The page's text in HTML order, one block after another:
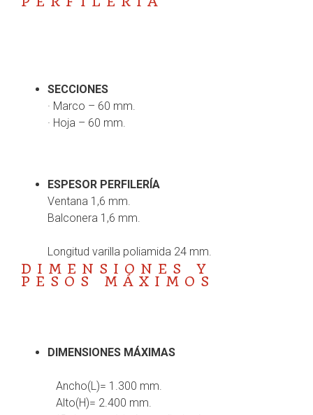
SECCIONES
· Marco – 60 mm.
· Hoja – 60 mm.
ESPESOR PERFILERÍA
Ventana 1,6 mm.
Balconera 1,6 mm.
Longitud varilla poliamida 24 mm.
DIMENSIONES Y
PESOS MÁXIMOS
DIMENSIONES MÁXIMAS
Ancho(L)= 1.300 mm.
Alto(H)= 2.400 mm.